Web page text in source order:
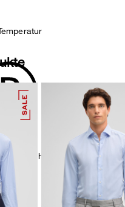
mit Perchlorethylen, schonend